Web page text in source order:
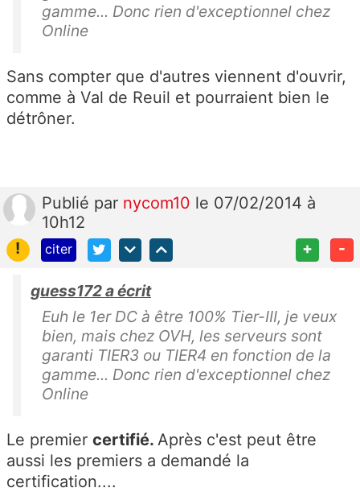
gamme... Donc rien d'exceptionnel chez
Online
Sans compter que d'autres viennent d'ouvrir,
comme à Val de Reuil et pourraient bien le
détrôner.
Publié par nycom10 le 07/02/2014 à
10h12
!
citer + -
guess172 a écrit
Euh le 1er DC à être 100% Tier-III, je veux
bien, mais chez OVH, les serveurs sont
garanti TIER3 ou TIER4 en fonction de la
gamme... Donc rien d'exceptionnel chez
Online
Le premier certifié. Après c'est peut être
aussi les premiers a demandé la
certification....